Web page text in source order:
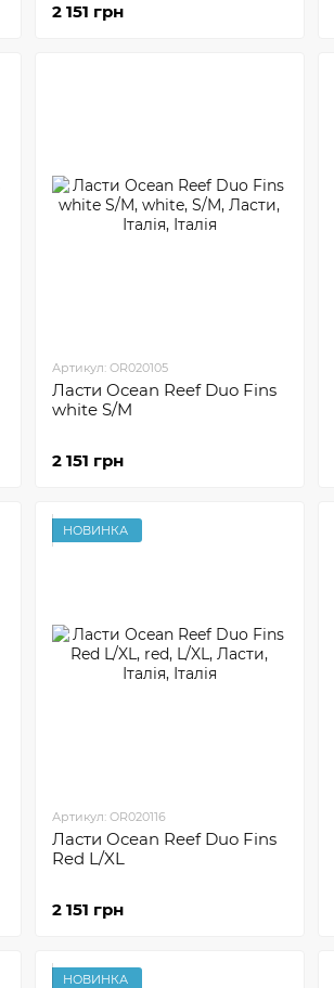
2 151 грн
Артикул: OR020105
Ласти Ocean Reef Duo Fins
white S/M
2 151 грн
НОВИНКА
Артикул: OR020116
Ласти Ocean Reef Duo Fins
Red L/XL
2 151 грн
НОВИНКА